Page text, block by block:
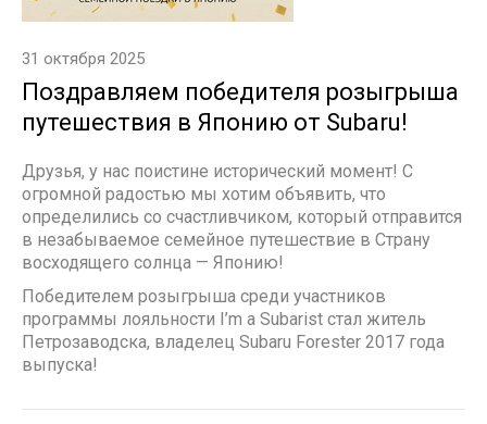
31 октября 2025
Поздравляем победителя розыгрыша
путешествия в Японию от Subaru!
Друзья, у нас поистине исторический момент! С
огромной радостью мы хотим объявить, что
определились со счастливчиком, который отправится
в незабываемое семейное путешествие в Страну
восходящего солнца — Японию!
Победителем розыгрыша среди участников
программы лояльности I’m a Subarist стал житель
Петрозаводска, владелец Subaru Forester 2017 года
выпуска!